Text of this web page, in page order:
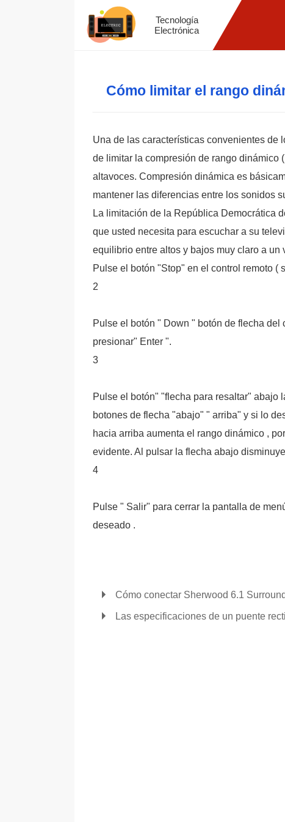
Tecnología
Electrónica
Cómo limitar el rango
Una de las características convenientes de
de limitar la compresión de rango dinámico
altavoces. Compresión dinámica es
mantener las diferencias entre los sonidos
La limitación de la República Democrática
que usted necesita para escuchar a su
equilibrio entre altos y bajos muy claro a
Pulse el botón "Stop" en el control remoto (
2
Pulse el botón " Down " botón de flecha
presionar" Enter ".
3
Pulse el botón" "flecha para resaltar" abajo
botones de flecha "abajo" " arriba" y si lo
hacia arriba aumenta el rango dinámico ,
evidente. Al pulsar la flecha abajo
4
Pulse " Salir" para cerrar la pantalla de
deseado .
Cómo conectar Sherwood 6.1
Las especificaciones de un puente